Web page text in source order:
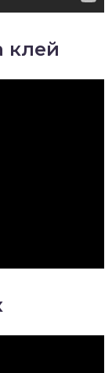
клей